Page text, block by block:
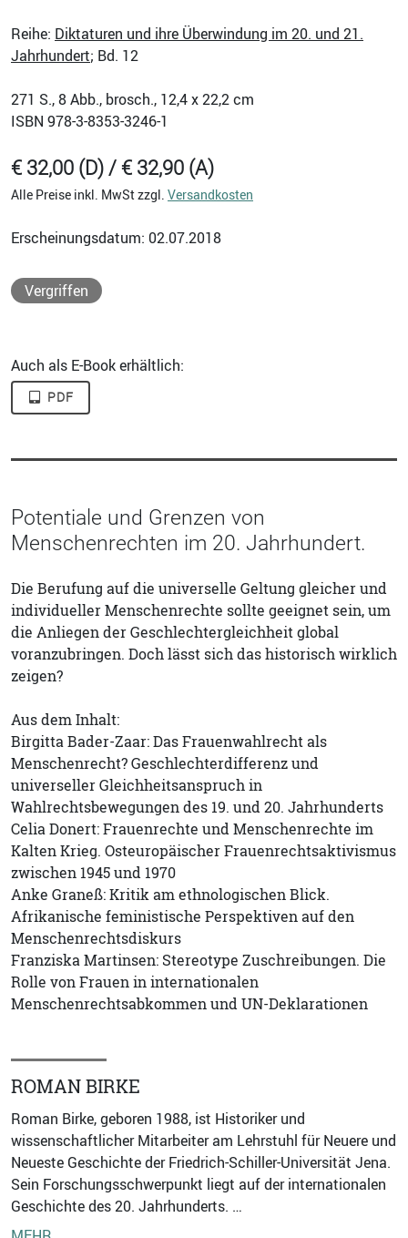
Reihe: Diktaturen und ihre Überwindung im 20. und 21.
Jahrhundert; Bd. 12
271 S., 8 Abb., brosch., 12,4 x 22,2 cm
ISBN 978-3-8353-3246-1
€ 32,00 (D) / € 32,90 (A)
Alle Preise inkl. MwSt zzgl. Versandkosten
Erscheinungsdatum: 02.07.2018
Vergriffen
Auch als E-Book erhältlich:
PDF
Potentiale und Grenzen von
Menschenrechten im 20. Jahrhundert.
Die Berufung auf die universelle Geltung gleicher und
individueller Menschenrechte sollte geeignet sein, um
die Anliegen der Geschlechtergleichheit global
voranzubringen. Doch lässt sich das historisch wirklich
zeigen?
Aus dem Inhalt:
Birgitta Bader-Zaar: Das Frauenwahlrecht als
Menschenrecht? Geschlechterdifferenz und
universeller Gleichheitsanspruch in
Wahlrechtsbewegungen des 19. und 20. Jahrhunderts
Celia Donert: Frauenrechte und Menschenrechte im
Kalten Krieg. Osteuropäischer Frauenrechtsaktivismus
zwischen 1945 und 1970
Anke Graneß: Kritik am ethnologischen Blick.
Afrikanische feministische Perspektiven auf den
Menschenrechtsdiskurs
Franziska Martinsen: Stereotype Zuschreibungen. Die
Rolle von Frauen in internationalen
Menschenrechtsabkommen und UN-Deklarationen
ROMAN BIRKE
Roman Birke, geboren 1988, ist Historiker und
wissenschaftlicher Mitarbeiter am Lehrstuhl für Neuere und
Neueste Geschichte der Friedrich-Schiller-Universität Jena.
Sein Forschungsschwerpunkt liegt auf der internationalen
Geschichte des 20. Jahrhunderts. …